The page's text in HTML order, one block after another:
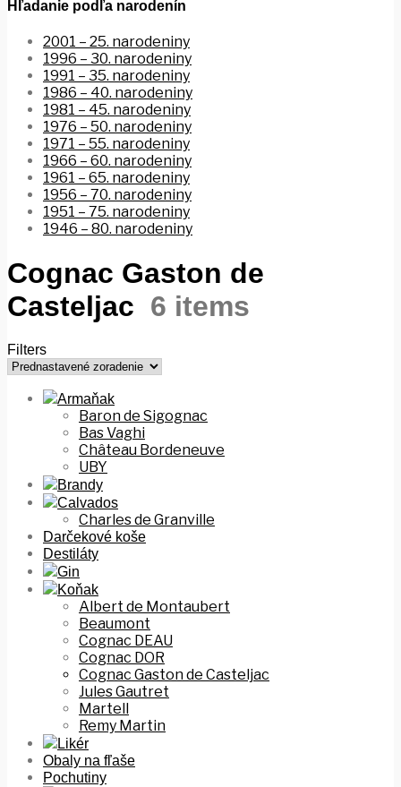
Hľadanie podľa narodenín
2001 – 25. narodeniny
1996 – 30. narodeniny
1991 – 35. narodeniny
1986 – 40. narodeniny
1981 – 45. narodeniny
1976 – 50. narodeniny
1971 – 55. narodeniny
1966 – 60. narodeniny
1961 – 65. narodeniny
1956 – 70. narodeniny
1951 – 75. narodeniny
1946 – 80. narodeniny
Cognac Gaston de
Casteljac 6 items
Filters
Armaňak
Baron de Sigognac
Bas Vaghi
Château Bordeneuve
UBY
Brandy
Calvados
Charles de Granville
Darčekové koše
Destiláty
Gin
Koňak
Albert de Montaubert
Beaumont
Cognac DEAU
Cognac DOR
Cognac Gaston de Casteljac
Jules Gautret
Martell
Remy Martin
Likér
Obaly na fľaše
Pochutiny